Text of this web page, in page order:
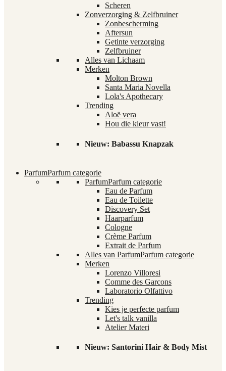
Scheren
Zonverzorging & Zelfbruiner
Zonbescherming
Aftersun
Getinte verzorging
Zelfbruiner
Alles van Lichaam
Merken
Molton Brown
Santa Maria Novella
Lola's Apothecary
Trending
Aloë vera
Hou die kleur vast!
Nieuw: Babassu Knapzak
ParfumParfum categorie
ParfumParfum categorie
Eau de Parfum
Eau de Toilette
Discovery Set
Haarparfum
Cologne
Crème Parfum
Extrait de Parfum
Alles van ParfumParfum categorie
Merken
Lorenzo Villoresi
Comme des Garcons
Laboratorio Olfattivo
Trending
Kies je perfecte parfum
Let's talk vanilla
Atelier Materi
Nieuw: Santorini Hair & Body Mist